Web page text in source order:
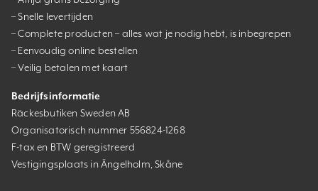
– Snelle levertijden
– Complete producten – alles wat je nodig hebt, is inbegrepen
– Eenvoudig online bestellen
– Veilig betalen met kaart
Bedrijfsinformatie
Räckesbutiken Sweden AB
Organisatorisch nummer 556824-1268
F-tax en BTW geregistreerd
Vestigingsplaats in Ängelholm, Skåne